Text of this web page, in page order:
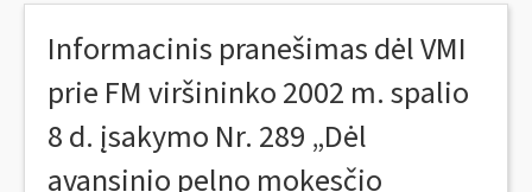
Informacinis pranešimas dėl VMI
prie FM viršininko 2002 m. spalio
8 d. įsakymo Nr. 289 „Dėl
avansinio pelno mokesčio